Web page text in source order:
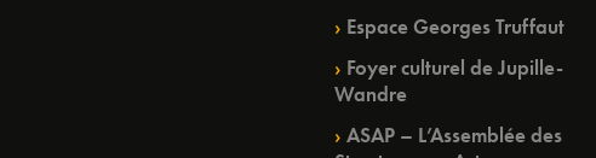
Espace Georges Truffaut
Foyer culturel de Jupille-
Wandre
ASAP – L’Assemblée des